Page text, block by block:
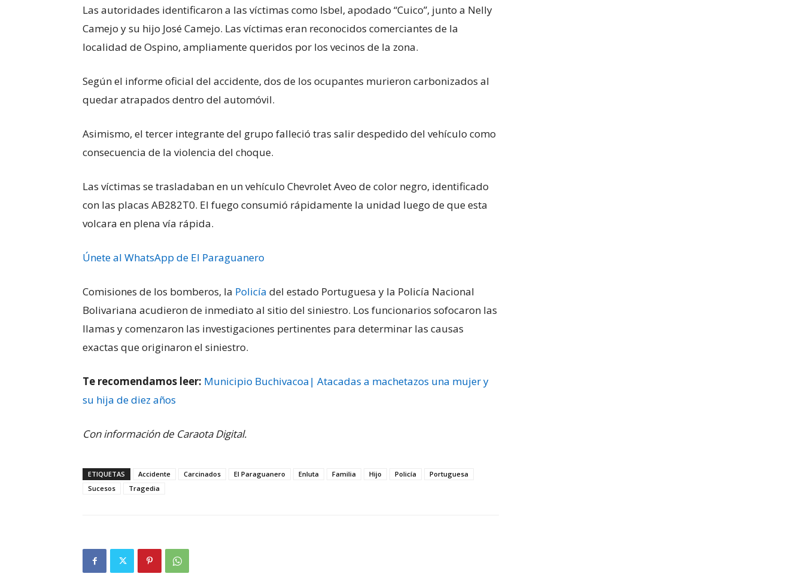
Las autoridades identificaron a las víctimas como Isbel, apodado “Cuico”, junto a Nelly
Camejo y su hijo José Camejo. Las víctimas eran reconocidos comerciantes de la
localidad de Ospino, ampliamente queridos por los vecinos de la zona.
Según el informe oficial del accidente, dos de los ocupantes murieron carbonizados al
quedar atrapados dentro del automóvil.
Asimismo, el tercer integrante del grupo falleció tras salir despedido del vehículo como
consecuencia de la violencia del choque.
Las víctimas se trasladaban en un vehículo Chevrolet Aveo de color negro, identificado
con las placas AB282T0. El fuego consumió rápidamente la unidad luego de que esta
volcara en plena vía rápida.
Únete al WhatsApp de El Paraguanero
Comisiones de los bomberos, la Policía del estado Portuguesa y la Policía Nacional
Bolivariana acudieron de inmediato al sitio del siniestro. Los funcionarios sofocaron las
llamas y comenzaron las investigaciones pertinentes para determinar las causas
exactas que originaron el siniestro.
Te recomendamos leer: Municipio Buchivacoa| Atacadas a machetazos una mujer y
su hija de diez años
Con información de Caraota Digital.
ETIQUETAS Accidente Carcinados El Paraguanero Enluta Familia Hijo Policía
Portuguesa
Sucesos
Tragedia